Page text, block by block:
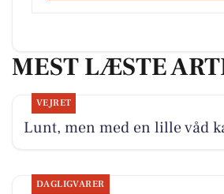
MEST LÆSTE
VEJRET
Lunt, men med en lille våd
DAGLIGVARER